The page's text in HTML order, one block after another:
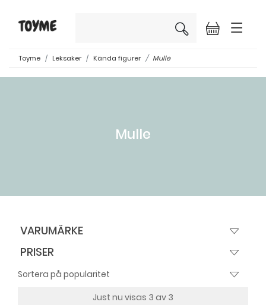
×
Toyme Leksaker Kända figurer Mulle
Mulle
VARUMÄRKE
PRISER
Just nu visas 3 av 3